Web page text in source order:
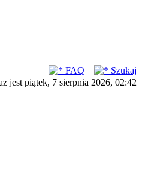
FAQ
Szukaj
jest piątek, 7 sierpnia 2026, 02:42